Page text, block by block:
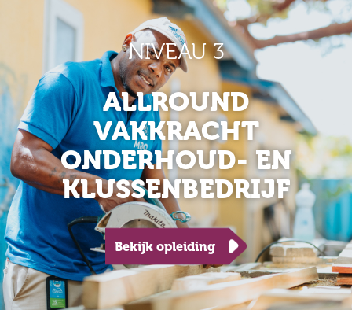
NIVEAU 3
ALLROUND
VAKKRACHT
ONDERHOUD- EN
KLUSSENBEDRIJF
Bekijk opleiding